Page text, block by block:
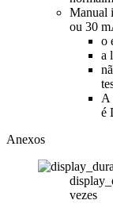
Manual
ou 30
o
a
A
é
Anexos
vezes